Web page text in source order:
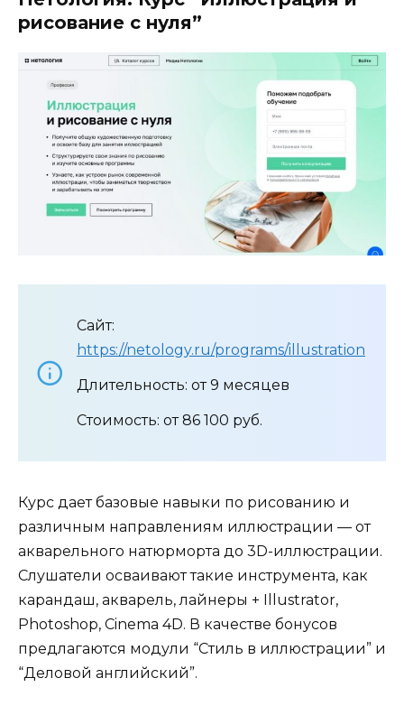
рисование с нуля”
Сайт:
https://netology.ru/programs/illustration
Длительность: от 9 месяцев
Стоимость: от 86 100 руб.
Курс дает базовые навыки по рисованию и
различным направлениям иллюстрации — от
акварельного натюрморта до 3D-иллюстрации.
Слушатели осваивают такие инструмента, как
карандаш, акварель, лайнеры + Illustrator,
Photoshop, Cinema 4D. В качестве бонусов
предлагаются модули “Стиль в иллюстрации” и
“Деловой английский”.